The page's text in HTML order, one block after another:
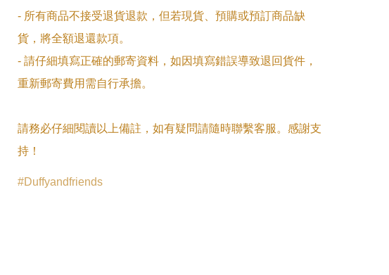
- 所有商品不接受退貨退款，但若現貨、預購或預訂商品缺
貨，將全額退還款項。
- 請仔細填寫正確的郵寄資料，如因填寫錯誤導致退回貨件，
重新郵寄費用需自行承擔。
請務必仔細閱讀以上備註，如有疑問請隨時聯繫客服。感謝支
持！
Duffyandfriends